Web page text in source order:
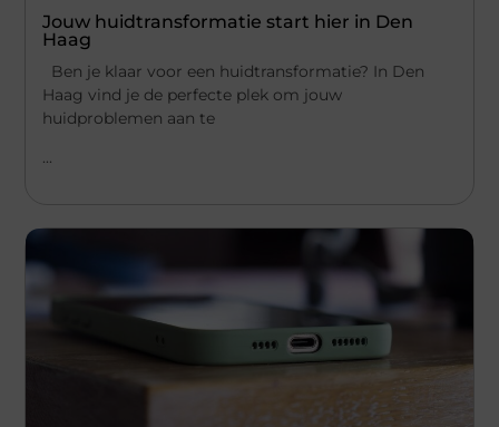
Jouw huidtransformatie start hier in Den
Haag
Ben je klaar voor een huidtransformatie? In Den
Haag vind je de perfecte plek om jouw
huidproblemen aan te
...